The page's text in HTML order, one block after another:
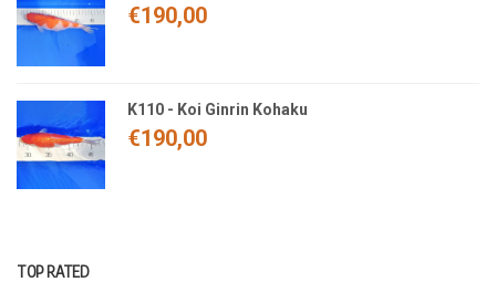
€190,00
K110 - Koi Ginrin Kohaku
€190,00
TOP RATED